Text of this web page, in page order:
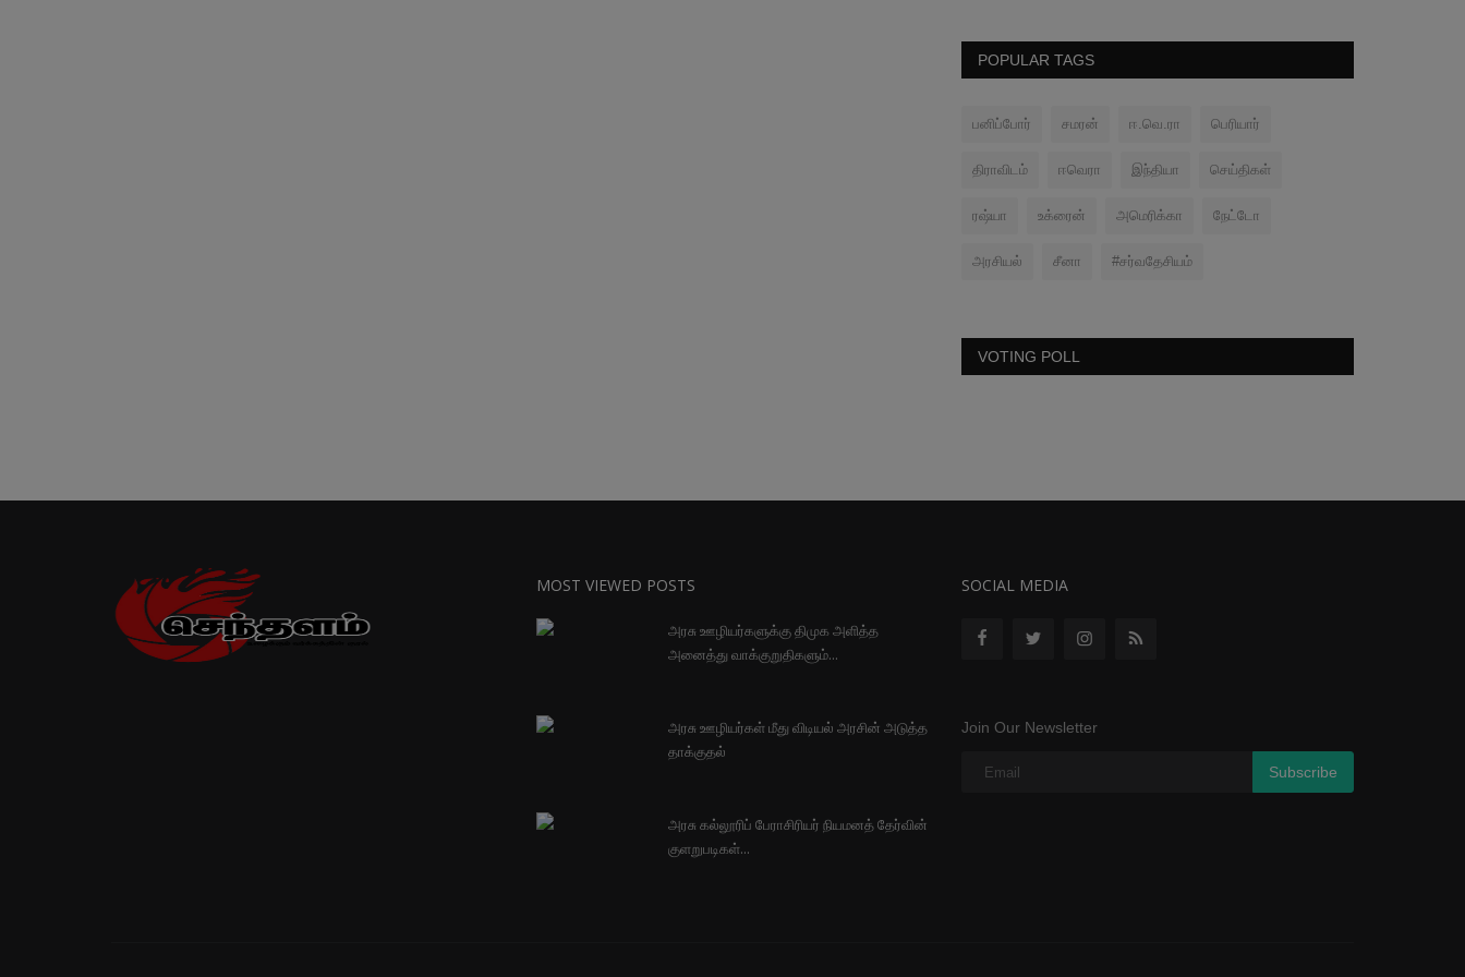
POPULAR TAGS
பனிப்போர் சமரன் ஈ.வெ.ரா பெரியார்
திராவிடம் ஈவெரா இந்தியா செய்திகள்
ரஷ்யா உக்ரைன் அமெரிக்கா நேட்டோ
அரசியல் சீனா #சர்வதேசியம்
VOTING POLL
MOST VIEWED POSTS
அரசு ஊழியர்களுக்கு திமுக அளித்த
அனைத்து வாக்குறுதிகளும்...
அரசு ஊழியர்கள் மீது விடியல் அரசின் அடுத்த
தாக்குதல்
அரசு கல்லூரிப் பேராசிரியர் நியமனத் தேர்வின்
குளறுபடிகள்...
SOCIAL MEDIA
Join Our Newsletter
Subscribe